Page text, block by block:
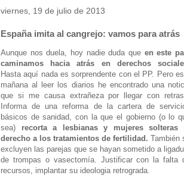
viernes, 19 de julio de 2013
España imita al cangrejo: vamos para atrás
Aunque nos duela, hoy nadie duda que en este
caminamos hacia atrás en derechos
Hasta aquí nada es sorprendente con el PP. Pero
mañana al leer los diarios he encontrado una
que si me causa extrañeza por llegar con
Informa de una reforma de la cartera de
básicos de sanidad, con la que el gobierno (o lo
sea) recorta a lesbianas y mujeres solteras
derecho a los tratamientos de fertilidad. También
excluyen las parejas que se hayan sometido a
de trompas o vasectomía. Justificar con la falta
recursos, implantar su ideologia retrograda.